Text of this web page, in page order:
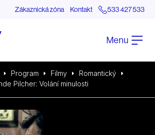
Zákaznická zóna Kontakt 533 427 533
Menu
Program Filmy
Romantický
Pilcher: Volání minulosti